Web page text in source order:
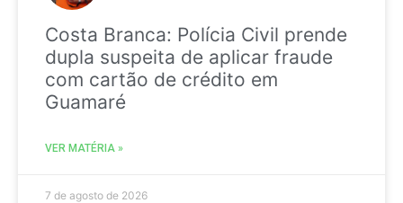
Costa Branca: Polícia Civil prende
dupla suspeita de aplicar fraude
com cartão de crédito em
Guamaré
VER MATÉRIA »
7 de agosto de 2026